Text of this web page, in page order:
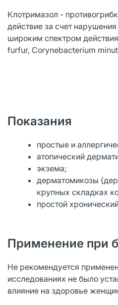
Клотримазол -
действие за счет
широким спектром
furfur, Corynebacterium
Показания
простые и
атопический
экзема;
дерматомикозы
крупных складках
простой
Применение при
Не рекомендуется
исследованиях не было
влияние на здоровье